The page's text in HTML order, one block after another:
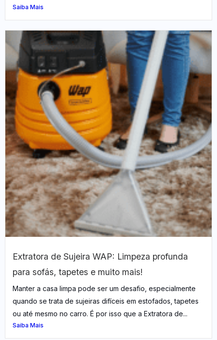
Saiba Mais
Extratora de Sujeira WAP: Limpeza profunda
para sofás, tapetes e muito mais!​
Manter a casa limpa pode ser um desafio, especialmente
quando se trata de sujeiras difíceis em estofados, tapetes
ou até mesmo no carro. É por isso que a Extratora de...
Saiba Mais